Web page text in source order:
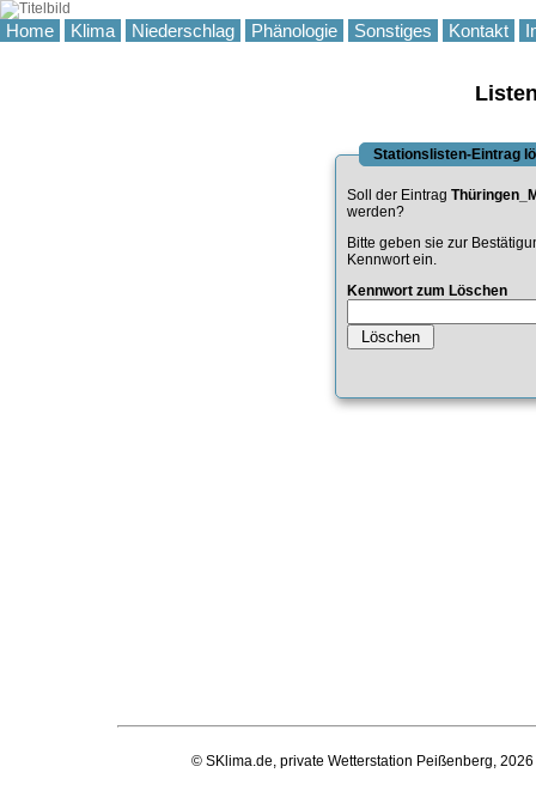
Home Klima Niederschlag Phänologie Sonstiges Kontakt
Stationslisten-Eintrag
Soll der Eintrag
werden?
Bitte geben sie zur
Kennwort ein.
Kennwort zum Löschen
© SKlima.de, private Wetterstation Peißenberg,